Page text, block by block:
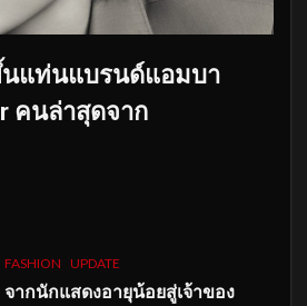
นแท่นแบรนด์แอมบา
คนล่าสุดจาก
FASHION UPDATE
จากนักแสดงอายุน้อยสู่เจ้าของ